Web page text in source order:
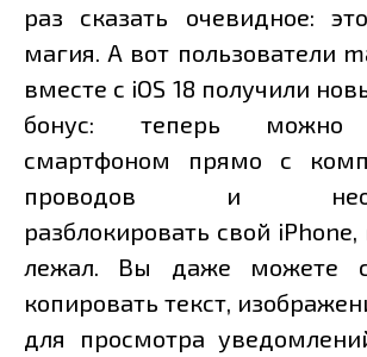
раз сказать очевидное:
магия. А вот пользователи
вместе с iOS 18 получили
бонус: теперь можно
смартфоном прямо с
проводов и
разблокировать свой
лежал. Вы даже можете с
копировать текст,
для просмотра